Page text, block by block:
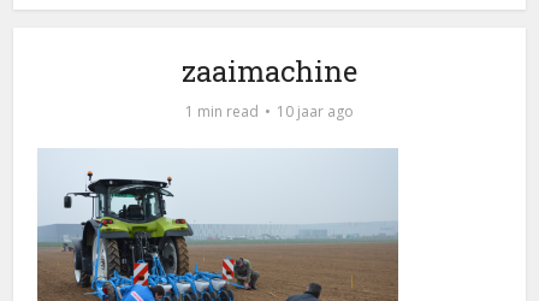
zaaimachine
1 min read 10 jaar ago